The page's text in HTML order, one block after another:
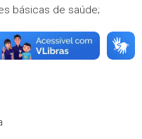
básicas de saúde;